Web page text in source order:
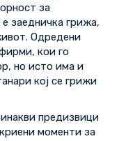
за
заедничка грижа,
Одредени
кои го
но исто има и
кој се грижи
предизвици
моменти за